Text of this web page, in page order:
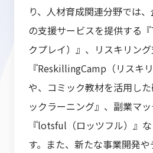
り、人材育成関連分野では
の支援サービスを提供する『
クプレイ）』、リスキリン
『ReskillingCamp（リスキ
や、コミック教材を活用し
ックラーニング』、副業マ
『lotsful（ロッツフル）』
す。また、新たな事業開発